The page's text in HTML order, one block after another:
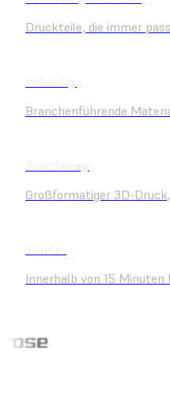
Druckteile, die immer
Vielseitig:
Branchenführende
Zuverlässig:
Großformatiger 3D-
Intuitiv:
Innerhalb von 15 Minuten